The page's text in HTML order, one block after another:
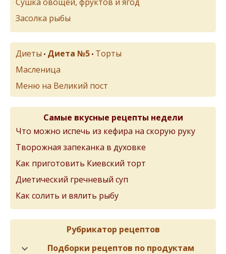
Засолка рыбы
Диеты • Диета №5 • Торты
Масленица
Меню на Великий пост
Самые вкусные рецепты недели
Что можно испечь из кефира на скорую руку
Творожная запеканка в духовке
Как приготовить Киевский торт
Диетический гречневый суп
Как солить и вялить рыбу
Рубрикатор рецептов
Подборки рецептов по продуктам